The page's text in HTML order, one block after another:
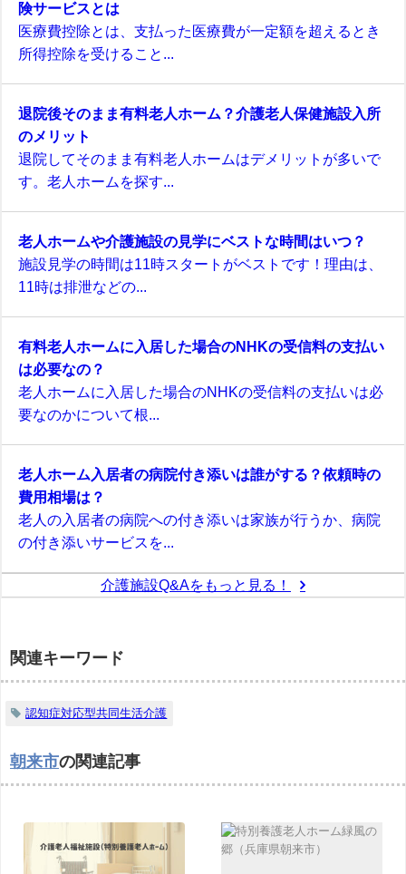
険サービスとは
医療費控除とは、支払った医療費が一定額を超えるとき
所得控除を受けること...
退院後そのまま有料老人ホーム？介護老人保健施設入所
のメリット
退院してそのまま有料老人ホームはデメリットが多いで
す。老人ホームを探す...
老人ホームや介護施設の見学にベストな時間はいつ？
施設見学の時間は11時スタートがベストです！理由は、
11時は排泄などの...
有料老人ホームに入居した場合のNHKの受信料の支払い
は必要なの？
老人ホームに入居した場合のNHKの受信料の支払いは必
要なのかについて根...
老人ホーム入居者の病院付き添いは誰がする？依頼時の
費用相場は？
老人の入居者の病院への付き添いは家族が行うか、病院
の付き添いサービスを...
介護施設Q&Aをもっと見る！
関連キーワード
認知症対応型共同生活介護
朝来市の関連記事